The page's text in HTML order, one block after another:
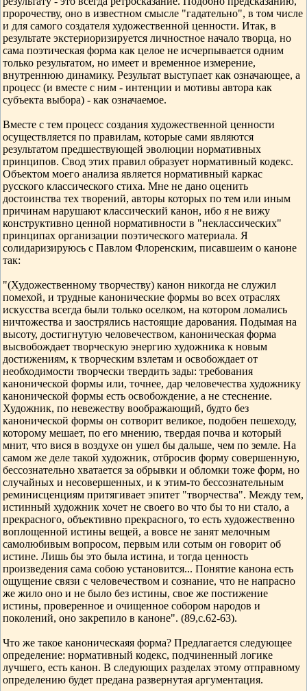
пророчеству, оно в известном смысле "гадательно", в том числе
и для самого создателя художественной ценности. Итак, в
результате экстериоризируется личностное начало творца, но
сама поэтическая форма как целое не исчерпывается одним
только результатом, но имеет и временное измерение,
внутреннюю динамику. Результат выступает как означающее, а
процесс (и вместе с ним - интенции и мотивы автора как
субъекта выбора) - как означаемое.
Вместе с тем процесс создания художественной ценности
осуществляется по правилам, которые сами являются
результатом предшествующей эволюции нормативных
принципов. Свод этих правил образует нормативный кодекс.
Объектом моего анализа является нормативный каркас
русского классического стиха. Мне не дано оценить
достоинства тех творений, авторы которых по тем или иным
причинам нарушают классический канон, ибо я не вижу
конструктивно ценной нормативности в "неклассических"
принципах организации поэтического материала. Я
солидаризируюсь с Павлом Флоренским, писавшеим о каноне
так:
"(Художественному творчеству) канон никогда не служил
помехой, и трудные канонические формы во всех отраслях
искусства всегда были только оселком, на котором ломались
ничтожества и заострялись настоящие дарования. Подымая на
высоту, достигнутую человечеством, каноническая форма
высвобождает творческую энергию художника к новым
достижениям, к творческим взлетам и освобождает от
необходимости творчески твердить зады: требования
канонической формы или, точнее, дар человечества художнику
канонической формы есть освобождение, а не стеснение.
Художник, по невежеству воображающий, будто без
канонической формы он сотворит великое, подобен пешеходу,
которому мешает, по его мнению, твердая почва и который
мнит, что вися в воздухе он ушел бы дальше, чем по земле. На
самом же деле такой художник, отбросив форму совершенную,
бессознательно хватается за обрывки и обломки тоже форм, но
случайных и несовершенных, и к этим-то бессознательным
реминисценциям притягивает эпитет "творчества". Между тем,
истинный художник хочет не своего во что бы то ни стало, а
прекрасного, объективно прекрасного, то есть художественно
воплощенной истины вещей, а вовсе не занят мелочным
самолюбивым вопросом, первым или сотым он говорит об
истине. Лишь бы это была истина, и тогда ценность
произведения сама собою установится... Понятие канона есть
ощущение связи с человечеством и сознание, что не напрасно
же жило оно и не было без истины, свое же постижение
истины, проверенное и очищенное собором народов и
поколений, оно закрепило в каноне". (89,с.62-63).
Что же такое каноническаяя форма? Предлагается следующее
определение: нормативный кодекс, подчиненный логике
лучшего, есть канон. В следующих разделах этому отправному
определению будет предана развернутая аргументация.